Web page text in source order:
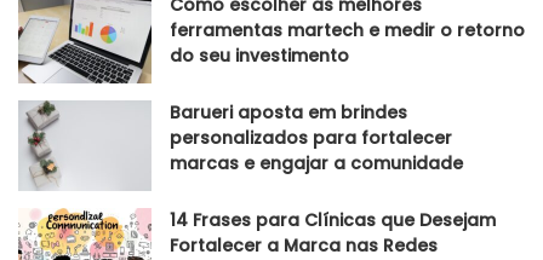
Como escolher as melhores
ferramentas martech e medir o retorno
do seu investimento
Barueri aposta em brindes
personalizados para fortalecer
marcas e engajar a comunidade
14 Frases para Clínicas que Desejam
Fortalecer a Marca nas Redes